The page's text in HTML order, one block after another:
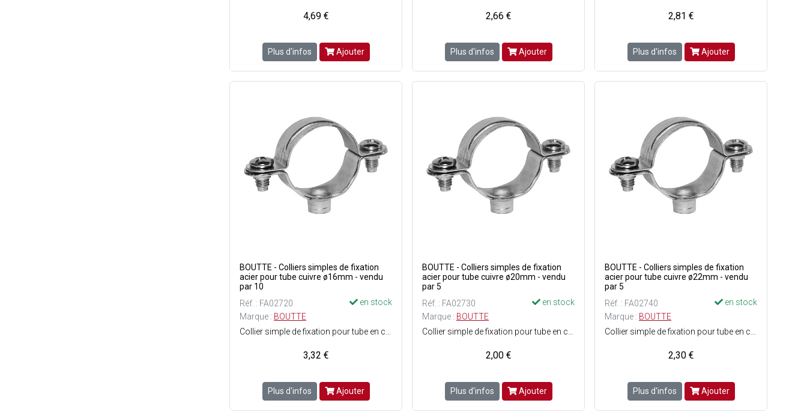
4,69 €
Plus d'infos Ajouter
2,66 €
Plus d'infos Ajouter
2,81 €
Plus d'infos Ajouter
BOUTTE - Colliers simples de fixation
acier pour tube cuivre ø16mm - vendu
par 10
Réf. : FA02720
en stock
Marque : BOUTTE
3,32 €
Plus d'infos Ajouter
BOUTTE - Colliers simples de fixation
acier pour tube cuivre ø20mm - vendu
par 5
Réf. : FA02730
en stock
Marque : BOUTTE
2,00 €
Plus d'infos Ajouter
BOUTTE - Colliers simples de fixation
acier pour tube cuivre ø22mm - vendu
par 5
Réf. : FA02740
en stock
Marque : BOUTTE
2,30 €
Plus d'infos Ajouter